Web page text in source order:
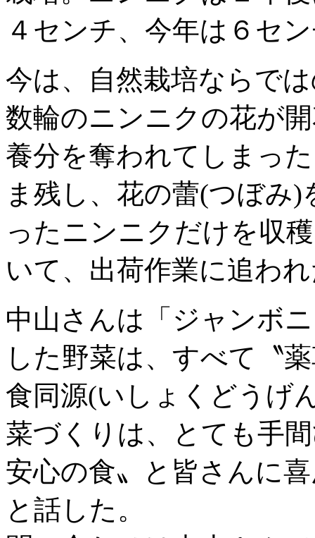
４センチ、今年は６セ
今は、自然栽培ならで
数輪のニンニクの花が
養分を奪われてしまっ
ま残し、花の蕾(つぼみ
ったニンニクだけを収
いて、出荷作業に追わ
中山さんは「ジャンボ
した野菜は、すべて〝
食同源(いしょくどうげ
菜づくりは、とても手
安心の食〟と皆さんに
と話した。